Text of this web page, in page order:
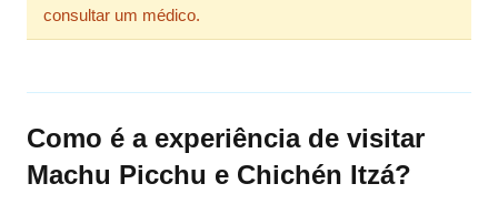
consultar um médico.
Como é a experiência de visitar
Machu Picchu e Chichén Itzá?